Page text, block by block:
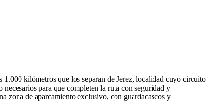
kilómetros que los separan de Jerez, localidad cuyo circuito
necesarios para que completen la ruta con seguridad y
zona de aparcamiento exclusivo, con guardacascos y